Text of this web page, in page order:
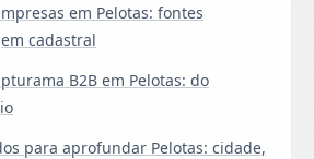
em Pelotas: fontes
cadastral
B2B em Pelotas: do
para aprofundar Pelotas: cidade,